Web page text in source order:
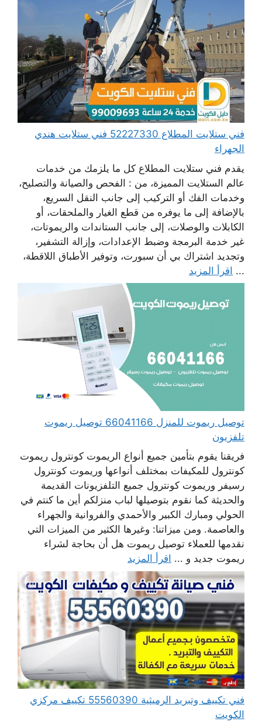
فني ستلايت المطلاع 52227330 فني ستلايت هندي
الجهراء
يقدم فني ستلايت المطلاع كل ما يلزمك من خدمات
عالم الستلايت المميزة، من : الفحص والصيانة والتصليح،
وخدمات الفك أو التركيب إلى جانب النقل السريع،
بالإضافة إلى ما يوفره من قطع الغيار والملحقات، أو
الكابلات والوصلات، إلى جانب الستاندات والريموتات،
غير خدمة البرمجة وضبط الإعدادات، وإزالة التشفير،
وتجديد اشتراك بي أن سبورت، وتوفير الأطباق اللاقطة،
... اقرأ المزيد
توصيل ريموت للمنزل 66041166 توصيل ريموت
تلفزيون
فريقنا يقوم بتأمين جميع أنواع الريموت كونترول ريموت
كونترول للمكيفات بمختلف أنواعها وريموت كونترول
رسيفر وريموت كونترول جميع التلفزيونات القديمة
والحديثة كما نقوم بتوصيلها لباب منزلكم أين ما كنتم في
الحولي ومبارك الكبير والأحمدي والفروانية والجهراء
والعاصمة. ومن ميزاتنا: وغيرها الكثير من الميزات التي
نقدمها للعملاء توصيل ريموت هل أن بحاجة لشراء
ريموت جديد و ... اقرأ المزيد
فني تكييف وتبريد الرميثية 55560390 تكييف مركزي
الكويت